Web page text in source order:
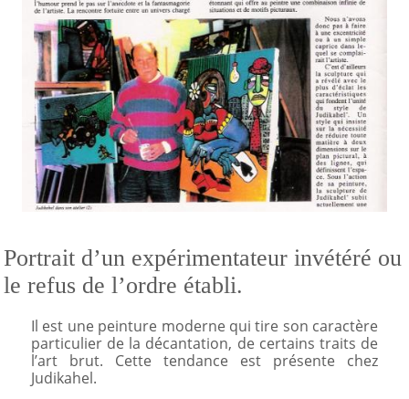
Portrait d’un expérimentateur invétéré ou
le refus de l’ordre établi.
Il est une peinture moderne qui tire son caractère
particulier de la décantation, de certains traits de
l’art brut. Cette tendance est présente chez
Judikahel.